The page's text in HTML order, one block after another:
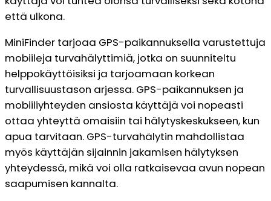
että ulkona.
MiniFinder tarjoaa GPS-paikannuksella varustettuja
mobiileja turvahälyttimiä, jotka on suunniteltu
helppokäyttöisiksi ja tarjoamaan korkean
turvallisuustason arjessa. GPS-paikannuksen ja
mobiiliyhteyden ansiosta käyttäjä voi nopeasti
ottaa yhteyttä omaisiin tai hälytyskeskukseen, kun
apua tarvitaan. GPS-turvahälytin mahdollistaa
myös käyttäjän sijainnin jakamisen hälytyksen
yhteydessä, mikä voi olla ratkaisevaa avun nopean
saapumisen kannalta.